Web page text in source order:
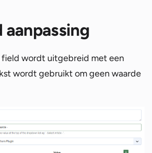
aanpassing
wordt uitgebreid met een
wordt gebruikt om geen waarde